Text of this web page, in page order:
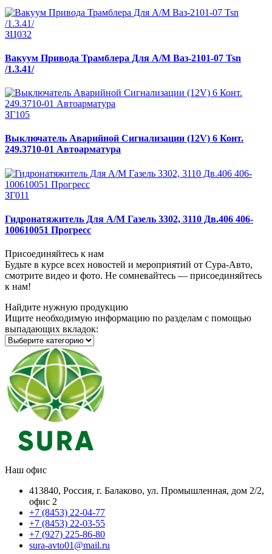
ЗЦ032
Вакуум Привода Трамблера Для А/М Ваз-2101-07 Tsn
/1.3.41/
ЗГ105
Выключатель Аварийной Сигнализации (12V) 6 Конт.
249.3710-01 Автоарматура
ЗГ011
Гидронатяжитель Для А/М Газель 3302, 3110 Дв.406 406-
100610051 Прогресс
Присоединяйтесь к нам
Будьте в курсе всех новостей и мероприятий от Сура-Авто,
смотрите видео и фото. Не сомневайтесь — присоединяйтесь
к нам!
Найдите нужную продукцию
Ищите необходимую информацию по разделам с помощью
выпадающих вкладок:
Наш офис
413840, Россия, г. Балаково, ул. Промышленная, дом 2/2,
офис 2
+7 (8453) 22-04-77
+7 (8453) 22-03-55
+7 (927) 225-86-80
sura-avto01@mail.ru